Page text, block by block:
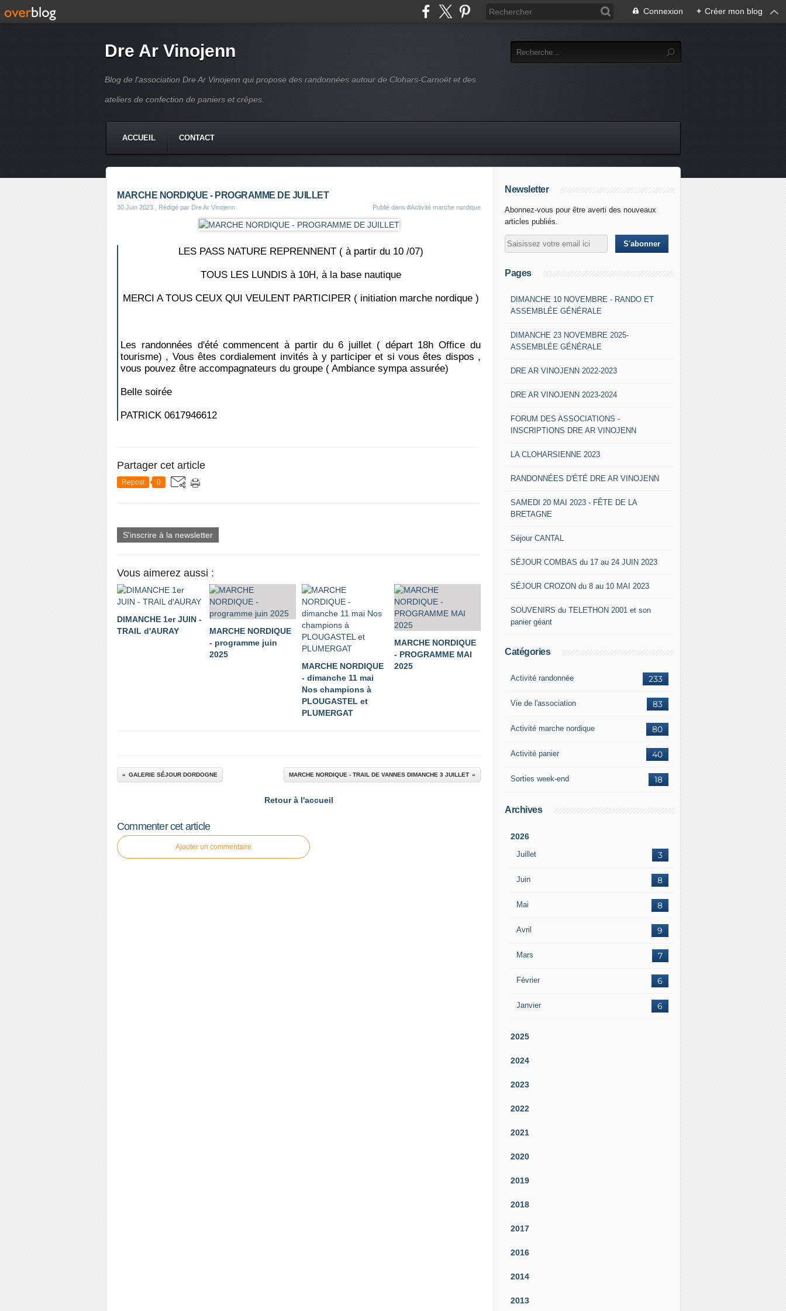
Connexion + Créer mon blog
Dre Ar Vinojenn
Blog de l'association Dre Ar Vinojenn qui propose des randonnées autour de Clohars-Carnoët et des
ateliers de confection de paniers et crêpes.
ACCUEIL CONTACT
MARCHE NORDIQUE - PROGRAMME DE JUILLET
30 Juin 2023 , Rédigé par Dre Ar Vinojenn Publié dans #Activité marche nordique
LES PASS NATURE REPRENNENT ( à partir du 10 /07)
TOUS LES LUNDIS à 10H, à la base nautique
MERCI A TOUS CEUX QUI VEULENT PARTICIPER ( initiation marche nordique )
Les randonnées d'été commencent à partir du 6 juillet ( départ 18h Office du
tourisme) , Vous êtes cordialement invités à y participer et si vous êtes dispos ,
vous pouvez être accompagnateurs du groupe ( Ambiance sympa assurée)
Belle soirée
PATRICK 0617946612
Partager cet article
Repost 0
S'inscrire à la newsletter
Vous aimerez aussi :
DIMANCHE 1er JUIN -
TRAIL d'AURAY
MARCHE NORDIQUE
- programme juin
2025
MARCHE NORDIQUE
- dimanche 11 mai
Nos champions à
PLOUGASTEL et
PLUMERGAT
MARCHE NORDIQUE
- PROGRAMME MAI
2025
GALERIE SÉJOUR DORDOGNE MARCHE NORDIQUE - TRAIL DE VANNES DIMANCHE 3 JUILLET
Retour à l'accueil
Commenter cet article
Ajouter un commentaire
Newsletter
Abonnez-vous pour être averti des nouveaux
articles publiés.
Pages
DIMANCHE 10 NOVEMBRE - RANDO ET
ASSEMBLÉE GÉNÉRALE
DIMANCHE 23 NOVEMBRE 2025-
ASSEMBLÉE GÉNÉRALE
DRE AR VINOJENN 2022-2023
DRE AR VINOJENN 2023-2024
FORUM DES ASSOCIATIONS -
INSCRIPTIONS DRE AR VINOJENN
LA CLOHARSIENNE 2023
RANDONNÉES D'ÉTÉ DRE AR VINOJENN
SAMEDI 20 MAI 2023 - FÊTE DE LA
BRETAGNE
Séjour CANTAL
SÉJOUR COMBAS du 17 au 24 JUIN 2023
SÉJOUR CROZON du 8 au 10 MAI 2023
SOUVENIRS du TELETHON 2001 et son
panier géant
Catégories
233
Activité randonnée
83
Vie de l'association
80
Activité marche nordique
40
Activité panier
18
Sorties week-end
Archives
2026
Juillet 3
Juin 8
Mai 8
Avril 9
Mars 7
Février 6
Janvier 6
2025
2024
2023
2022
2021
2020
2019
2018
2017
2016
2014
2013